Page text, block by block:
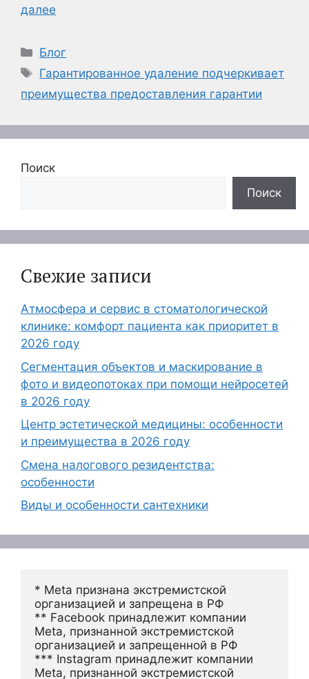
далее
Рубрики
Блог
Метки
Гарантированное удаление подчеркивает
преимущества предоставления гарантии
Поиск
Поиск
Свежие записи
Атмосфера и сервис в стоматологической
клинике: комфорт пациента как приоритет в
2026 году
Сегментация объектов и маскирование в
фото и видеопотоках при помощи нейросетей
в 2026 году
Центр эстетической медицины: особенности
и преимущества в 2026 году
Смена налогового резидентства:
особенности
Виды и особенности сантехники
* Meta признана экстремистской
организацией и запрещена в РФ
** Facebook принадлежит компании
Meta, признанной экстремистской
организацией и запрещенной в РФ
*** Instagram принадлежит компании
Meta, признанной экстремистской